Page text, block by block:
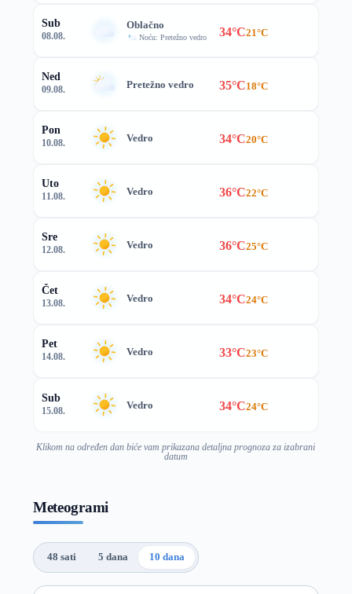
Sub
08.08.
Oblačno
Noću: Pretežno vedro 34°C21°C
Ned
09.08. Pretežno vedro 35°C18°C
Pon
10.08. Vedro 34°C20°C
Uto
11.08. Vedro 36°C22°C
Sre
12.08. Vedro 36°C25°C
Čet
13.08. Vedro 34°C24°C
Pet
14.08. Vedro 33°C23°C
Sub
15.08. Vedro 34°C24°C
Klikom na određen dan biće vam prikazana detaljna prognoza za izabrani
datum
Meteogrami
48 sati 5 dana 10 dana